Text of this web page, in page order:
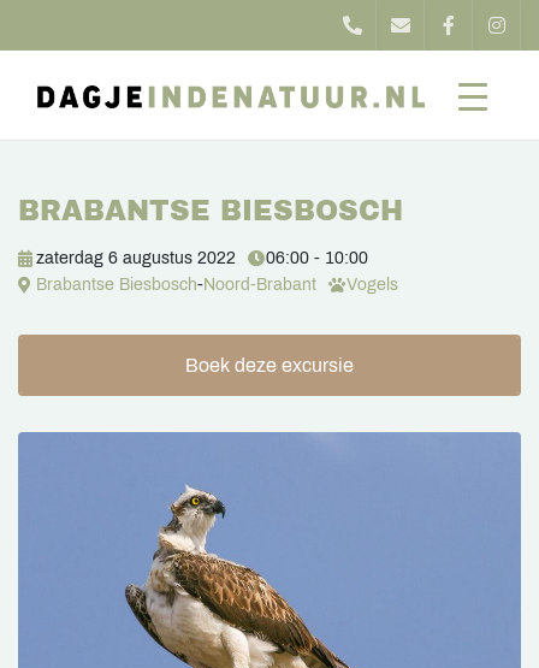
BRABANTSE BIESBOSCH
zaterdag 6 augustus 2022
06:00 - 10:00
Brabantse Biesbosch-Noord-Brabant Vogels
Boek deze excursie